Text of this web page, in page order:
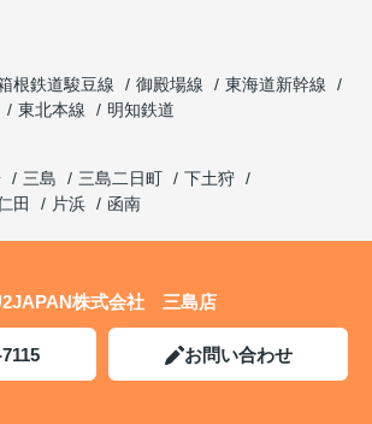
根鉄道駿豆線 御殿場線
東海道新幹線
東北本線
明知鉄道
三島 三島二日町
下土狩
田 片浜 函南
株式会社 三島店
お問い合わせ